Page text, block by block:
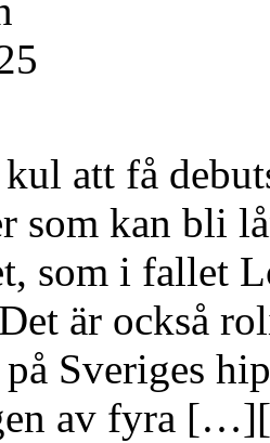
att få
som kan bli
som i fallet
är också
på Sveriges
av fyra […][